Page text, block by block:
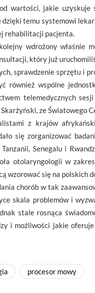
wartości, jakie uzyskuje
temu systemowi
rehabilitacji pacjenta.
wdrożony właśnie
który już
sprawdzenie sprzętu i
również wspólne
telemedycznych
ze Światowego
z krajów
się zorganizować
Senegalu i
otolaryngologii w
wzorować się na polskich
chorób w tak
skala problemów i
stale rosnąca
i możliwości jakie oferuje
procesor mowy